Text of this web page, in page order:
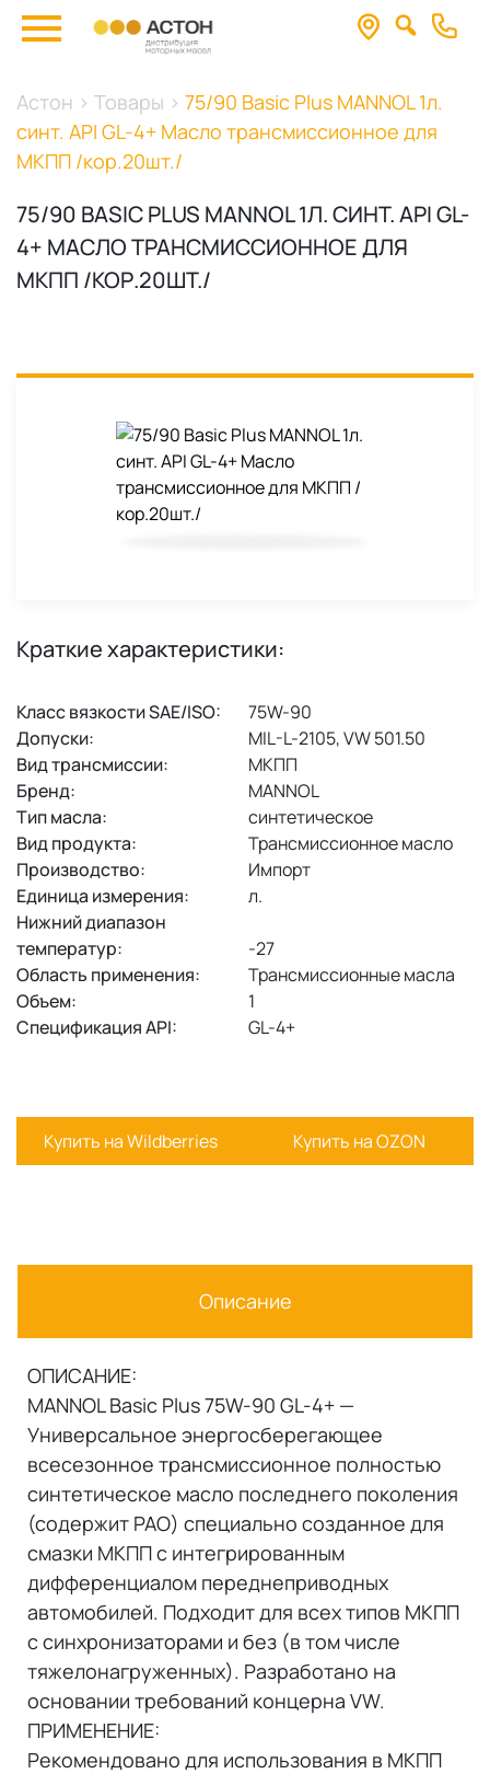
Астон > Товары > 75/90 Basic Plus MANNOL 1л.
синт. API GL-4+ Масло трансмиссионное для
МКПП /кор.20шт./
75/90 BASIC PLUS MANNOL 1Л. СИНТ. API GL-
4+ МАСЛО ТРАНСМИССИОННОЕ ДЛЯ
МКПП /КОР.20ШТ./
Краткие характеристики:
Класс вязкости SAE/ISO:
75W-90
Допуски:
MIL-L-2105, VW 501.50
Вид трансмиссии:
МКПП
Бренд:
MANNOL
Тип масла:
синтетическое
Вид продукта:
Трансмиссионное масло
Производство:
Импорт
Единица измерения:
л.
Нижний диапазон
температур:
-27
Область применения:
Трансмиссионные масла
Объем:
1
Спецификация API:
GL-4+
Купить на Wildberries Купить на OZON
Описание
ОПИСАНИЕ:
MANNOL Basic Plus 75W-90 GL-4+ —
Универсальное энергосберегающее
всесезонное трансмисcионное полностью
синтетическое масло последнего поколения
(содержит PAO) специально созданное для
смазки МКПП с интегрированным
дифференциалом переднеприводных
автомобилей. Подходит для всех типов МКПП
с синхронизаторами и без (в том числе
тяжелонагруженных). Разработано на
основании требований концерна VW.
ПРИМЕНЕНИЕ:
Рекомендовано для использования в МКПП